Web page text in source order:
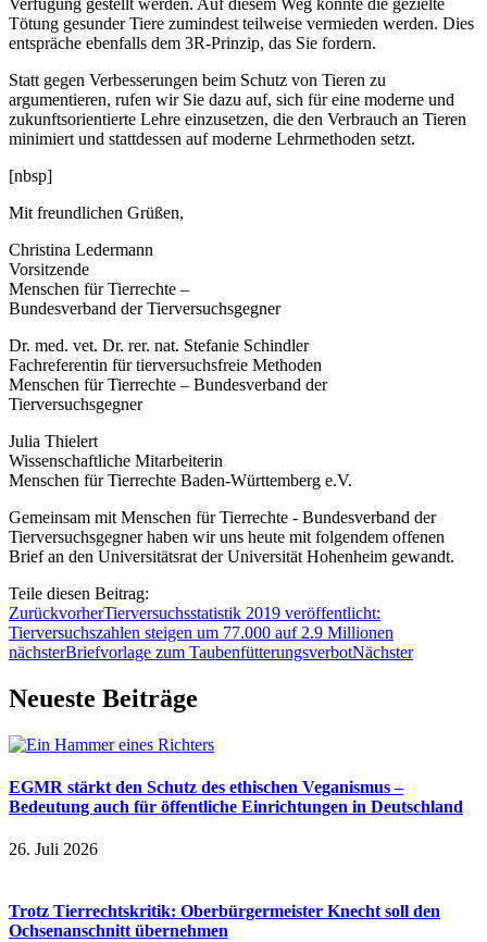
Tötung gesunder Tiere zumindest teilweise vermieden werden. Dies
entspräche ebenfalls dem 3R-Prinzip, das Sie fordern.
Statt gegen Verbesserungen beim Schutz von Tieren zu
argumentieren, rufen wir Sie dazu auf, sich für eine moderne und
zukunftsorientierte Lehre einzusetzen, die den Verbrauch an Tieren
minimiert und stattdessen auf moderne Lehrmethoden setzt.
[nbsp]
Mit freundlichen Grüßen,
Christina Ledermann
Vorsitzende
Menschen für Tierrechte –
Bundesverband der Tierversuchsgegner
Dr. med. vet. Dr. rer. nat. Stefanie Schindler
Fachreferentin für tierversuchsfreie Methoden
Menschen für Tierrechte – Bundesverband der
Tierversuchsgegner
Julia Thielert
Wissenschaftliche Mitarbeiterin
Menschen für Tierrechte Baden-Württemberg e.V.
Gemeinsam mit Menschen für Tierrechte - Bundesverband der
Tierversuchsgegner haben wir uns heute mit folgendem offenen
Brief an den Universitätsrat der Universität Hohenheim gewandt.
Teile diesen Beitrag:
ZurückvorherTierversuchsstatistik 2019 veröffentlicht:
Tierversuchszahlen steigen um 77.000 auf 2.9 Millionen
nächsterBriefvorlage zum TaubenfütterungsverbotNächster
Neueste Beiträge
EGMR stärkt den Schutz des ethischen Veganismus –
Bedeutung auch für öffentliche Einrichtungen in Deutschland
26. Juli 2026
Trotz Tierrechtskritik: Oberbürgermeister Knecht soll den
Ochsenanschnitt übernehmen